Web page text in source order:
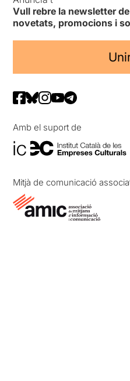
Vull rebre la newsletter
novetats, promocions i
Amb el suport de
Mitjà de comunicació